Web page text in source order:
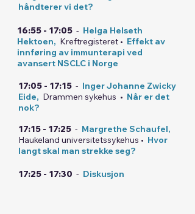
håndterer vi det?
16:55 - 17:05 - Helga Helseth
Hektoen, Kreftregisteret • Effekt av
innføring av immunterapi ved
avansert NSCLC i Norge
17:05 - 17:15 - Inger Johanne Zwicky
Eide, Drammen sykehus • Når er det
nok?
17:15 - 17:25 - Margrethe Schaufel,
Haukeland universitetssykehus • Hvor
langt skal man strekke seg?
17:25 - 17:30 - Diskusjon